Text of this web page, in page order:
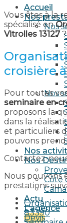
Accueil
Nos
Nos
Nos
Nos
Nos
Côte
Actu
L’agence
Devis
Vous êtes à la
spécialisé en
Vitrolles 13127?
croisière
Pour toutes
seminaire en
proposons la
dans la
et particuliers
pouvons
Contactez-
Nous pouvons
prestations
83390